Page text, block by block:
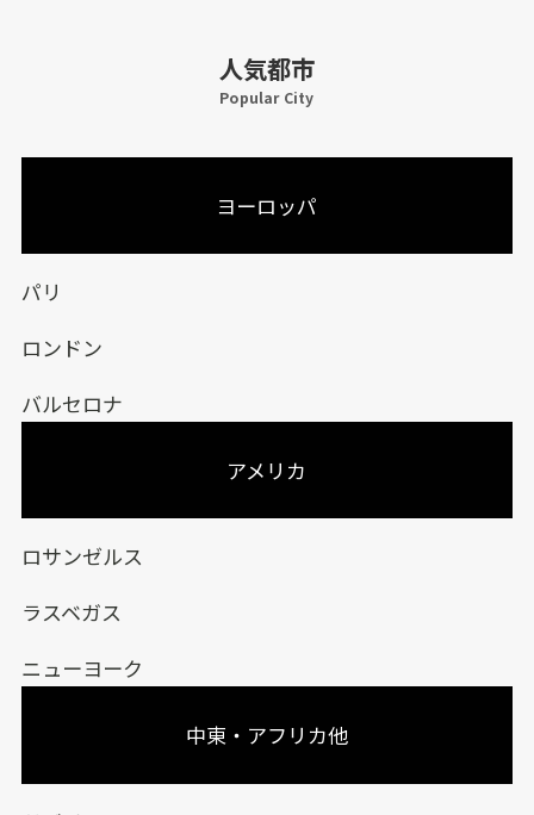
人気都市
Popular City
ヨーロッパ
パリ
ロンドン
バルセロナ
アメリカ
ロサンゼルス
ラスベガス
ニューヨーク
中東・アフリカ他